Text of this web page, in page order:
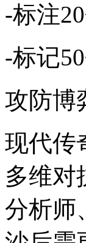
-标注
-标记
攻防博
现代传
多维对
分析师